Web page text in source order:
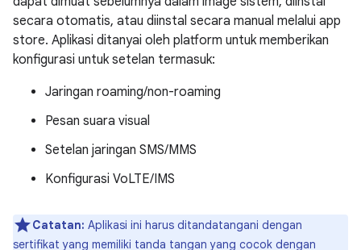
secara otomatis, atau diinstal secara manual melalui app
store. Aplikasi ditanyai oleh platform untuk memberikan
konfigurasi untuk setelan termasuk:
Jaringan roaming/non-roaming
Pesan suara visual
Setelan jaringan SMS/MMS
Konfigurasi VoLTE/IMS
Catatan: Aplikasi ini harus ditandatangani dengan
sertifikat yang memiliki tanda tangan yang cocok dengan